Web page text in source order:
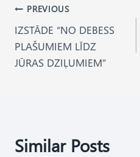
Post
navigation
PREVIOUS
IZSTĀDE “NO DEBESS
PLAŠUMIEM LĪDZ
JŪRAS DZIĻUMIEM”
Similar Posts